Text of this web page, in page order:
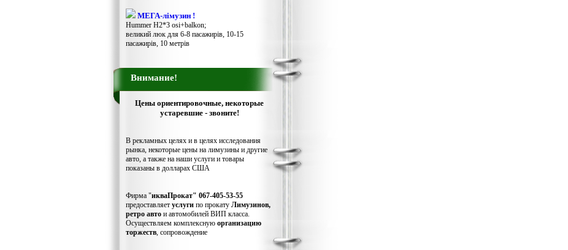
МЕГА-лімузин !
Hummer H2*3 osi+balkon;
великий люк для 6-8 пасажирів, 10-15
пасажирів, 10 метрів
Внимание!
Цены ориентировочные, некоторые
устаревшие - звоните!
В рекламных целях и в целях исследования
рынка, некоторые цены на лимузины и другие
авто, а также на наши услуги и товары
показаны в долларах США
Фирма "икваПрокат" 067-405-53-55
предоставляет услуги по прокату Лимузинов,
ретро авто и автомобилей ВИП класса.
Осуществляем комплексную организацию
торжеств, сопровождение